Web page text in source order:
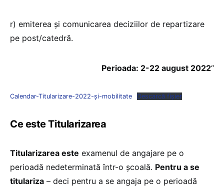
r) emiterea și comunicarea deciziilor de repartizare
pe post/catedră.
Perioada: 2-22 august 2022“
Calendar-Titularizare-2022-și-mobilitate Descarcă fișier
Ce este Titularizarea
Titularizarea este examenul de angajare pe o
perioadă nedeterminată într-o școală. Pentru a se
titulariza – deci pentru a se angaja pe o perioadă